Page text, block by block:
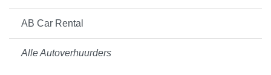
AB Car Rental
Alle Autoverhuurders